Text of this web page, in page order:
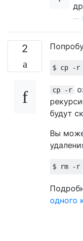
—
2
$ cp - r
cp -r
будут
Вы
$ rm - r
одного